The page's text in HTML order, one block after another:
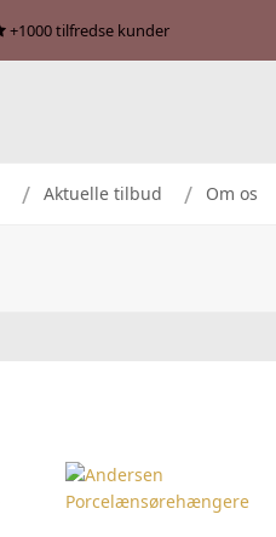
+1000 tilfredse kunder
Aktuelle tilbud Om os